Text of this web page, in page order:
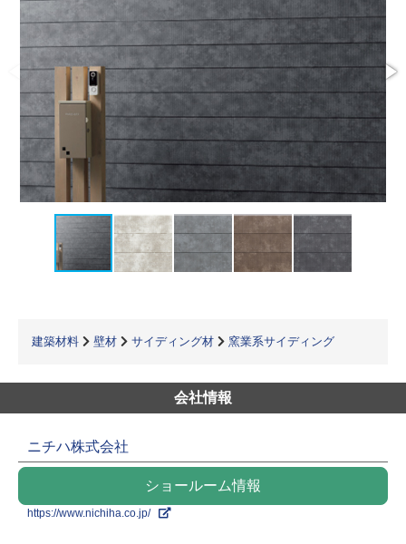
建築材料 壁材 サイディング材 窯業系サイディング
会社情報
ニチハ株式会社
ショールーム情報
https://www.nichiha.co.jp/